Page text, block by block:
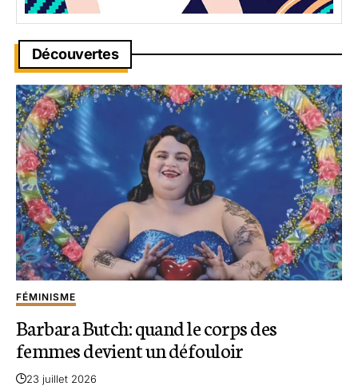
Découvertes
FÉMINISME
Barbara Butch: quand le corps des
femmes devient un défouloir
23 juillet 2026